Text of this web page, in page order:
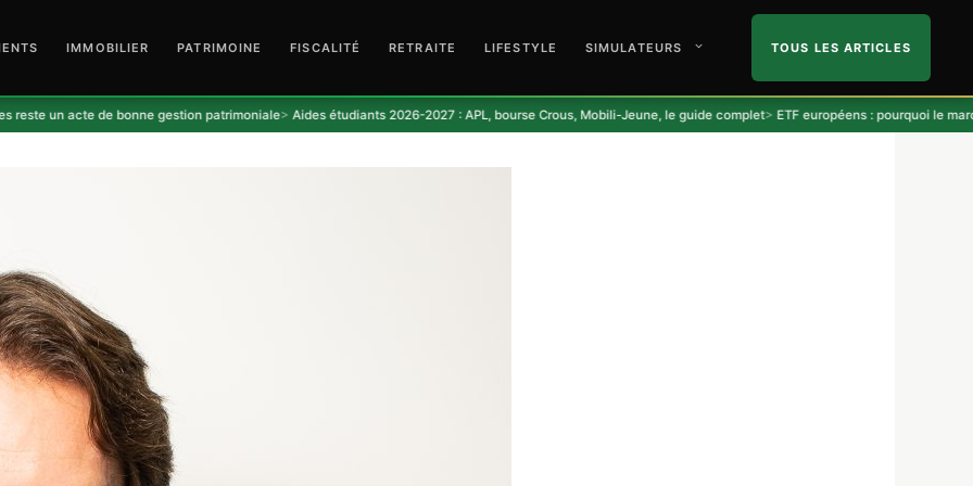
IMMOBILIER PATRIMOINE FISCALITÉ RETRAITE LIFESTYLE SIMULATEURS TOUS LES ARTICLES
de bonne gestion patrimoniale Aides étudiants 2026-2027 : APL, bourse Crous, Mobili-Jeune, le guide complet ETF européens : pourquoi le marché a